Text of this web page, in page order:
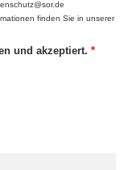
an der IST-
in einer
in einer 8-
werden.
sodass die
finden Sie in unserer
und akzeptiert. *